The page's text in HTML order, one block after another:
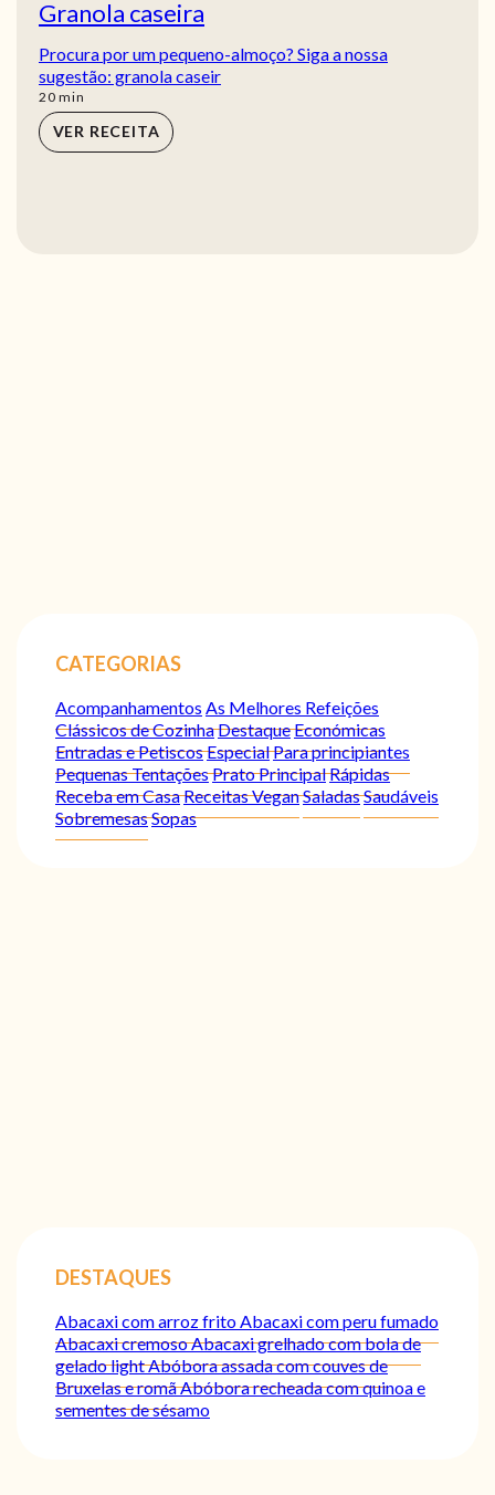
Granola caseira
Procura por um pequeno-almoço? Siga a nossa
sugestão: granola caseir
20min
min
VER RECEITA
CATEGORIAS
Acompanhamentos As Melhores Refeições
Clássicos de CozinhaDestaqueEconómicas
Entradas e PetiscosEspecialPara principiantes
Pequenas TentaçõesPrato PrincipalRápidas
Receba em CasaReceitas VeganSaladasSaudáveis
SobremesasSopas
DESTAQUES
Abacaxi com arroz fritoAbacaxi com peru fumado
Abacaxi cremosoAbacaxi grelhado com bola de
gelado lightAbóbora assada com couves de
Bruxelas e romãAbóbora recheada com quinoa e
sementes de sésamo